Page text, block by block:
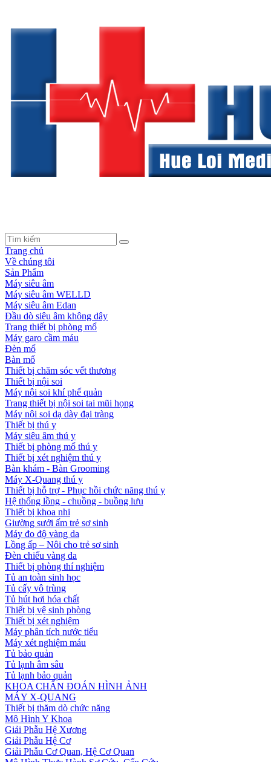
Trang chủ
Về chúng tôi
Sản Phẩm
Máy siêu âm
Máy siêu âm WELLD
Máy siêu âm Edan
Đầu dò siêu âm không dây
Trang thiết bị phòng mổ
Máy garo cầm máu
Đèn mổ
Bàn mổ
Thiết bị chăm sóc vết thương
Thiết bị nội soi
Máy nội soi khí phế quản
Trang thiết bị nội soi tai mũi họng
Máy nội soi dạ dày đại tràng
Thiết bị thú y
Máy siêu âm thú y
Thiết bị phòng mổ thú y
Thiết bị xét nghiệm thú y
Bàn khám - Bàn Grooming
Máy X-Quang thú y
Thiết bị hỗ trợ - Phục hồi chức năng thú y
Hệ thống lồng - chuồng - buồng lưu
Thiết bị khoa nhi
Giường sưởi ấm trẻ sơ sinh
Máy đo độ vàng da
Lồng ấp – Nôi cho trẻ sơ sinh
Đèn chiếu vàng da
Thiết bị phòng thí nghiệm
Tủ an toàn sinh học
Tủ cấy vô trùng
Tủ hút hơi hóa chất
Thiết bị vệ sinh phòng
Thiết bị xét nghiệm
Máy phân tích nước tiểu
Máy xét nghiệm máu
Tủ bảo quản
Tủ lạnh âm sâu
Tủ lạnh bảo quản
KHOA CHẨN ĐOÁN HÌNH ẢNH
MÁY X-QUANG
Thiết bị thăm dò chức năng
Mô Hình Y Khoa
Giải Phẫu Hệ Xương
Giải Phẫu Hệ Cơ
Giải Phẫu Cơ Quan, Hệ Cơ Quan